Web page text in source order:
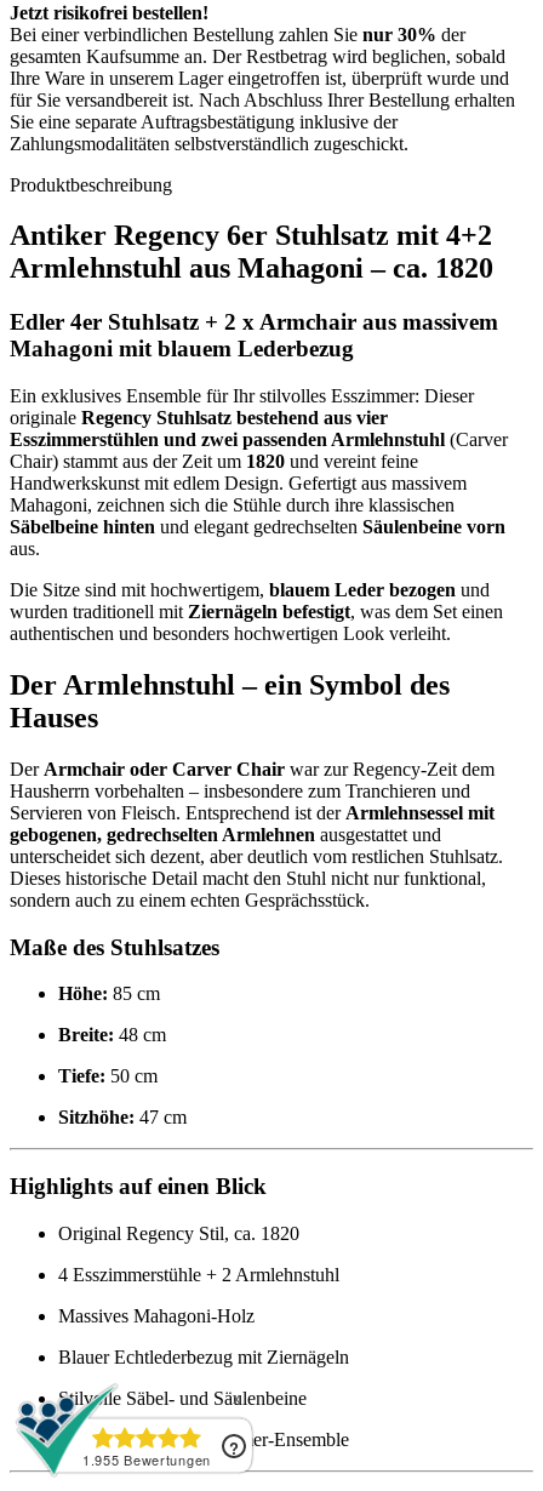
Jetzt risikofrei bestellen!
Bei einer verbindlichen Bestellung zahlen Sie nur 30% der
gesamten Kaufsumme an. Der Restbetrag wird beglichen, sobald
Ihre Ware in unserem Lager eingetroffen ist, überprüft wurde und
für Sie versandbereit ist. Nach Abschluss Ihrer Bestellung erhalten
Sie eine separate Auftragsbestätigung inklusive der
Zahlungsmodalitäten selbstverständlich zugeschickt.
Produktbeschreibung
Antiker Regency 6er Stuhlsatz mit 4+2
Armlehnstuhl aus Mahagoni – ca. 1820
Edler 4er Stuhlsatz + 2 x Armchair aus massivem
Mahagoni mit blauem Lederbezug
Ein exklusives Ensemble für Ihr stilvolles Esszimmer: Dieser
originale Regency Stuhlsatz bestehend aus vier
Esszimmerstühlen und zwei passenden Armlehnstuhl (Carver
Chair) stammt aus der Zeit um 1820 und vereint feine
Handwerkskunst mit edlem Design. Gefertigt aus massivem
Mahagoni, zeichnen sich die Stühle durch ihre klassischen
Säbelbeine hinten und elegant gedrechselten Säulenbeine vorn
aus.
Die Sitze sind mit hochwertigem, blauem Leder bezogen und
wurden traditionell mit Ziernägeln befestigt, was dem Set einen
authentischen und besonders hochwertigen Look verleiht.
Der Armlehnstuhl – ein Symbol des
Hauses
Der Armchair oder Carver Chair war zur Regency-Zeit dem
Hausherrn vorbehalten – insbesondere zum Tranchieren und
Servieren von Fleisch. Entsprechend ist der Armlehnsessel mit
gebogenen, gedrechselten Armlehnen ausgestattet und
unterscheidet sich dezent, aber deutlich vom restlichen Stuhlsatz.
Dieses historische Detail macht den Stuhl nicht nur funktional,
sondern auch zu einem echten Gesprächsstück.
Maße des Stuhlsatzes
Höhe: 85 cm
Breite: 48 cm
Tiefe: 50 cm
Sitzhöhe: 47 cm
Highlights auf einen Blick
Original Regency Stil, ca. 1820
4 Esszimmerstühle + 2 Armlehnstuhl
Massives Mahagoni-Holz
Blauer Echtlederbezug mit Ziernägeln
Stilvolle Säbel- und Säulenbeine
Ideal als antikes Esszimmer-Ensemble